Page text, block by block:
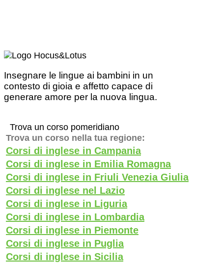
Insegnare le lingue ai bambini in un
contesto di gioia e affetto capace di
generare amore per la nuova lingua.
Trova un corso pomeridiano
Trova un corso nella tua regione:
Corsi di inglese in Campania
Corsi di inglese in Emilia Romagna
Corsi di inglese in Friuli Venezia Giulia
Corsi di inglese nel Lazio
Corsi di inglese in Liguria
Corsi di inglese in Lombardia
Corsi di inglese in Piemonte
Corsi di inglese in Puglia
Corsi di inglese in Sicilia